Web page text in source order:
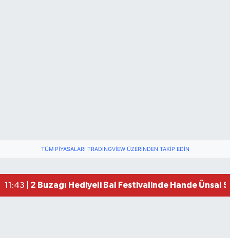
TÜM PIYASALARI TRADINGVIEW ÜZERINDEN TAKIP EDIN
11:43 | 2 Buzağı Hediyeli Bal Festivalinde Hande Ünsal